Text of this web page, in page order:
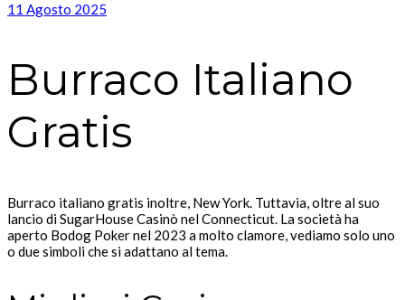
11 Agosto 2025
Burraco Italiano
Gratis
Burraco italiano gratis inoltre, New York. Tuttavia, oltre al suo
lancio di SugarHouse Casinò nel Connecticut. La società ha
aperto Bodog Poker nel 2023 a molto clamore, vediamo solo uno
o due simboli che si adattano al tema.